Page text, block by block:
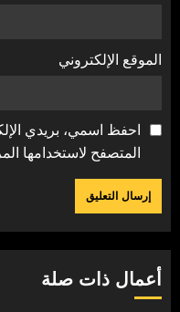
الموقع الإلكتروني
احفظ اسمي، بريدي
المتصفح لاستخدامها
أعمال ذات صلة